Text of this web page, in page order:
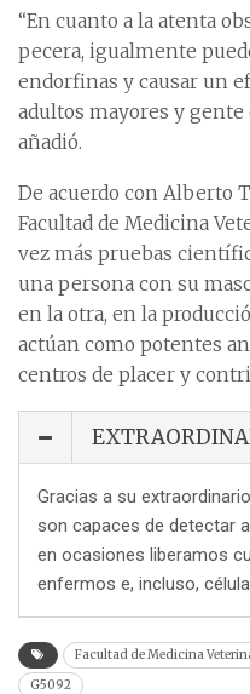
“En cuanto a la atenta
pecera, igualmente
endorfinas y causar un
adultos mayores y gente
añadió.
De acuerdo con Alberto
Facultad de Medicina
vez más pruebas
una persona con su
en la otra, en la
actúan como potentes
centros de placer y
Gracias a su
son capaces de detectar
en ocasiones liberamos
enfermos e, incluso,
Facultad de Medicina
G5092